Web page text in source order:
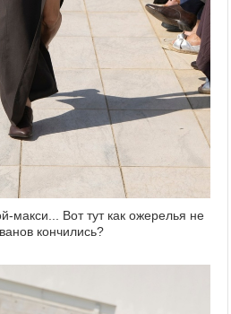
макси... Вот тут как ожерелья не
кончились?